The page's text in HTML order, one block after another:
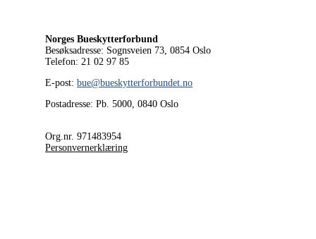
Norges Bueskytterforbund
Besøksadresse: Sognsveien 73, 0854 Oslo
Telefon: 21 02 97 85
E-post: bue@bueskytterforbundet.no
Postadresse: Pb. 5000, 0840 Oslo
Org.nr. 971483954
Personvernerklæring